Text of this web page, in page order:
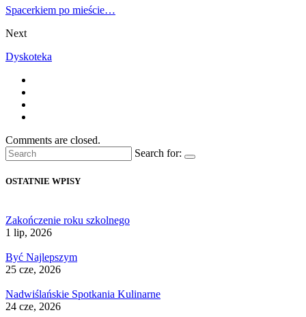
Spacerkiem po mieście…
Next
Dyskoteka
Comments are closed.
Search for:
OSTATNIE WPISY
Zakończenie roku szkolnego
1 lip, 2026
Być Najlepszym
25 cze, 2026
Nadwiślańskie Spotkania Kulinarne
24 cze, 2026